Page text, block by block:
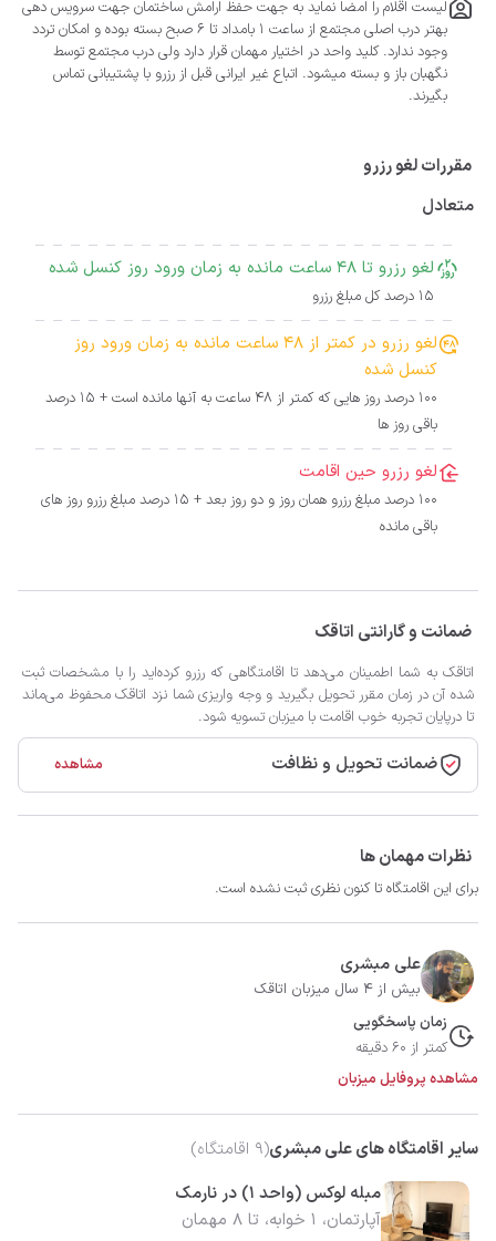
لیست اقلام را امضا نماید به جهت حفظ ارامش ساختمان جهت سرویس دهی
بهتر درب اصلی مجتمع از ساعت 1 بامداد تا 6 صبح بسته بوده و امکان تردد
وجود ندارد. کلید واحد در اختیار مهمان قرار دارد ولی درب مجتمع توسط
نگهبان باز و بسته میشود. اتباع غیر ایرانی قبل از رزرو با پشتیبانی تماس
بگیرند.
مقررات لغو رزرو
متعادل
لغو رزرو تا 48 ساعت مانده به زمان ورود روز کنسل شده
15 درصد کل مبلغ رزرو
لغو رزرو در کمتر از 48 ساعت مانده به زمان ورود روز
کنسل شده
100 درصد روز هایی که کمتر از 48 ساعت به آنها مانده است + 15 درصد
باقی روز ها
لغو رزرو حین اقامت
100 درصد مبلغ رزرو همان روز و دو روز بعد + 15 درصد مبلغ رزرو روز های
باقی مانده
ضمانت و گارانتی اتاقک
اتاقک به شما اطمینان می‌دهد تا اقامتگاهی که رزرو کرده‌اید را با مشخصات ثبت
شده آن در زمان مقرر تحویل بگیرید و وجه واریزی شما نزد اتاقک محفوظ می‌ماند
تا درپایان تجربه خوب اقامت با میزبان تسویه شود.
ضمانت تحویل و نظافت مشاهده
نظرات مهمان ها
برای این اقامتگاه تا کنون نظری ثبت نشده است.
علی مبشری
بیش از 4 سال میزبان اتاقک
زمان پاسخگویی
کمتر از 60 دقیقه
مشاهده پروفایل میزبان
سایر اقامتگاه های علی مبشری(
9 اقامتگاه)
مبله لوکس (واحد ۱) در نارمک
آپارتمان، 1 خوابه، تا 8 مهمان